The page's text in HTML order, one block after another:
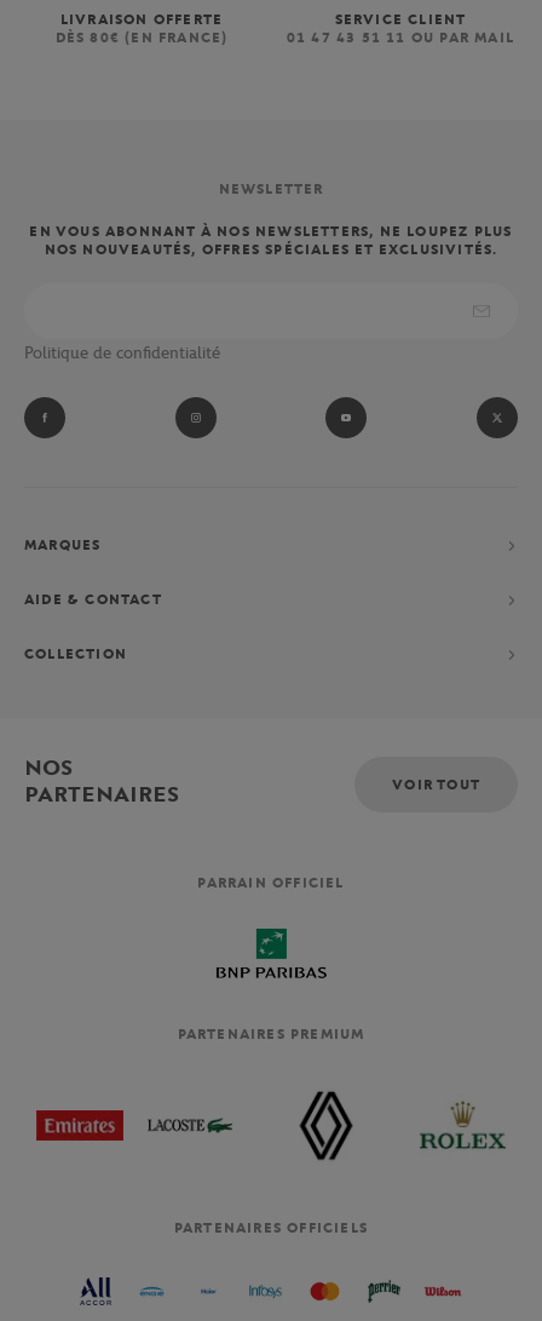
LIVRAISON OFFERTE
DÈS 80€ (EN FRANCE)
SERVICE CLIENT
01 47 43 51 11 OU PAR MAIL
NEWSLETTER
EN VOUS ABONNANT À NOS NEWSLETTERS, NE LOUPEZ PLUS
NOS NOUVEAUTÉS, OFFRES SPÉCIALES ET EXCLUSIVITÉS.
Politique de confidentialité
MARQUES
AIDE & CONTACT
COLLECTION
NOS
PARTENAIRES
VOIR TOUT
PARRAIN OFFICIEL
PARTENAIRES PREMIUM
PARTENAIRES OFFICIELS